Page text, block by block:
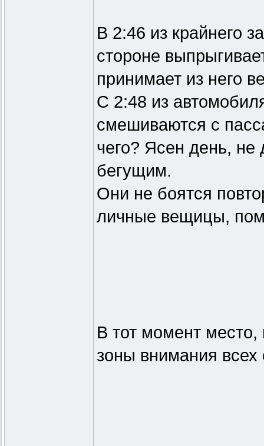
В 2:46 из крайнего
стороне
принимает из него
С 2:48 из
смешиваются с
чего? Ясен день,
бегущим.
Они не боятся
личные вещицы,
В тот момент место,
зоны внимания всех